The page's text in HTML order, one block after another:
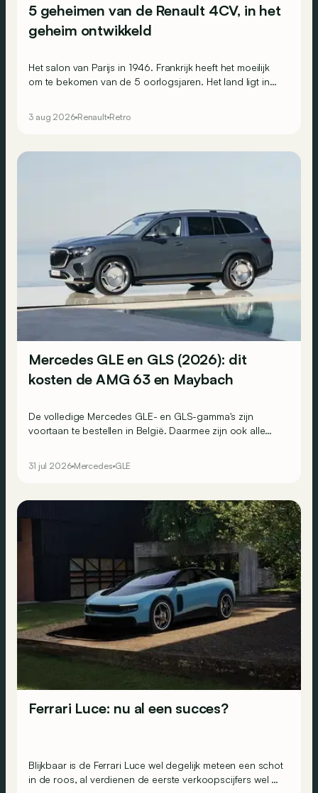
5 geheimen van de Renault 4CV, in het
geheim ontwikkeld
Het salon van Parijs in 1946. Frankrijk heeft het moeilijk
om te bekomen van de 5 oorlogsjaren. Het land ligt in
Renault-stand, waar men de toekomst bezingt.
3 aug 2026 Renault Retro
Mercedes GLE en GLS (2026): dit
kosten de AMG 63 en Maybach
De volledige Mercedes GLE- en GLS-gamma's zijn
voortaan te bestellen in België. Daarmee zijn ook alle
31 jul 2026 Mercedes GLE
Ferrari Luce: nu al een succes?
Blijkbaar is de Ferrari Luce wel degelijk meteen een schot
in de roos, al verdienen de eerste verkoopscijfers wel de